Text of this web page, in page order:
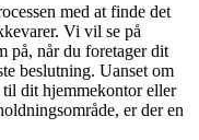
med at finde det
Vi vil se på
på, når du foretager dit
beslutning. Uanset om
dit hjemmekontor eller
er der en